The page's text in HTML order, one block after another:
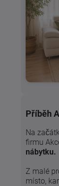
Příběh
Na
firmu
nábytku.
Z malé
místo,